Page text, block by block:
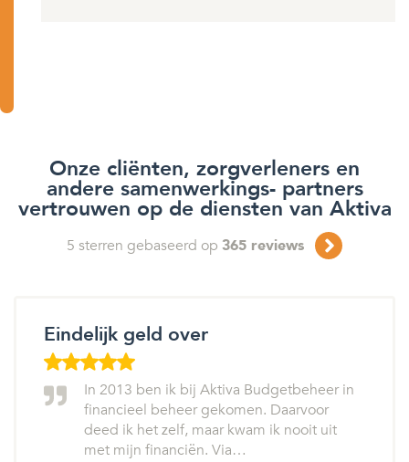
Onze cliënten, zorgverleners en
andere samenwerkings- partners
vertrouwen op de diensten van Aktiva
5 sterren gebaseerd op 365 reviews
Eindelijk geld over
In 2013 ben ik bij Aktiva Budgetbeheer in
financieel beheer gekomen. Daarvoor
deed ik het zelf, maar kwam ik nooit uit
met mijn financiën. Via…